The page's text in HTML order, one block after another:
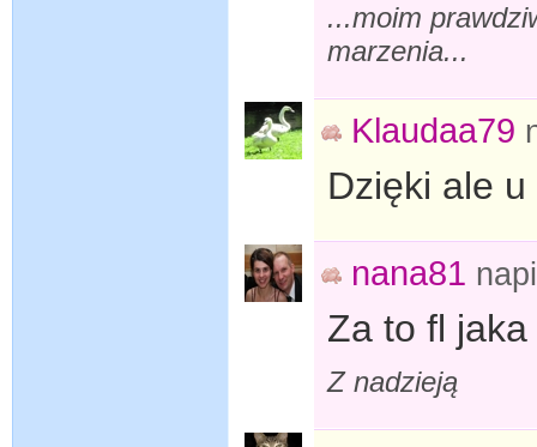
...moim
marzenia...
Klaudaa79
Dzięki ale
nana81
Za to fl
Z nadzieją